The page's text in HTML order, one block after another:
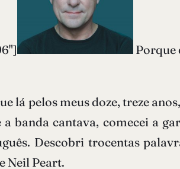
Porque
lá pelos meus doze, treze
banda cantava, comecei a
Descobri trocentas
Neil Peart.